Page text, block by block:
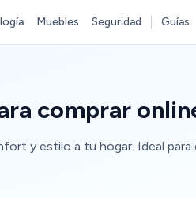
Muebles Seguridad Guías
comprar
y estilo a tu hogar. Ideal para